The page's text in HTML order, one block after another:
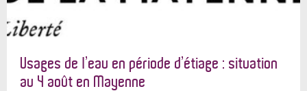
Usages de l’eau en période d’étiage : situation
au 4 août en Mayenne